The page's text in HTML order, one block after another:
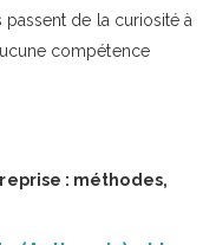
de la curiosité à
compétence
: méthodes,